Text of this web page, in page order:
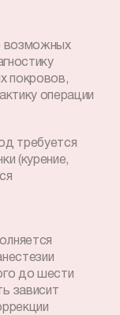
возможных
покровов,
операции
требуется
(курение,
до шести
зависит